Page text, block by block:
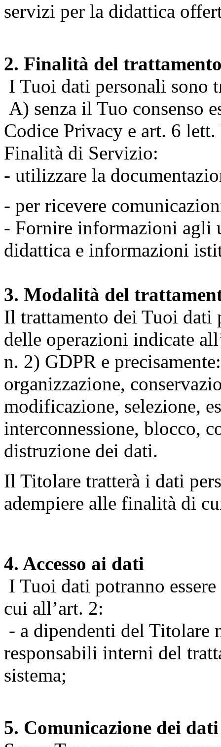
servizi per la didattica
2. Finalità del
I Tuoi dati personali sono
A) senza il Tuo consenso
Codice Privacy e art. 6
Finalità di Servizio:
- utilizzare la
- per ricevere
- Fornire informazioni agli
didattica e informazioni
3. Modalità del
Il trattamento dei Tuoi dati
delle operazioni indicate
n. 2) GDPR e
organizzazione,
modificazione, selezione,
interconnessione, blocco,
distruzione dei dati.
Il Titolare tratterà i dati
adempiere alle finalità di
4. Accesso ai dati
I Tuoi dati potranno
cui all’art. 2:
- a dipendenti del Titolare
responsabili interni del
sistema;
5. Comunicazione dei dati